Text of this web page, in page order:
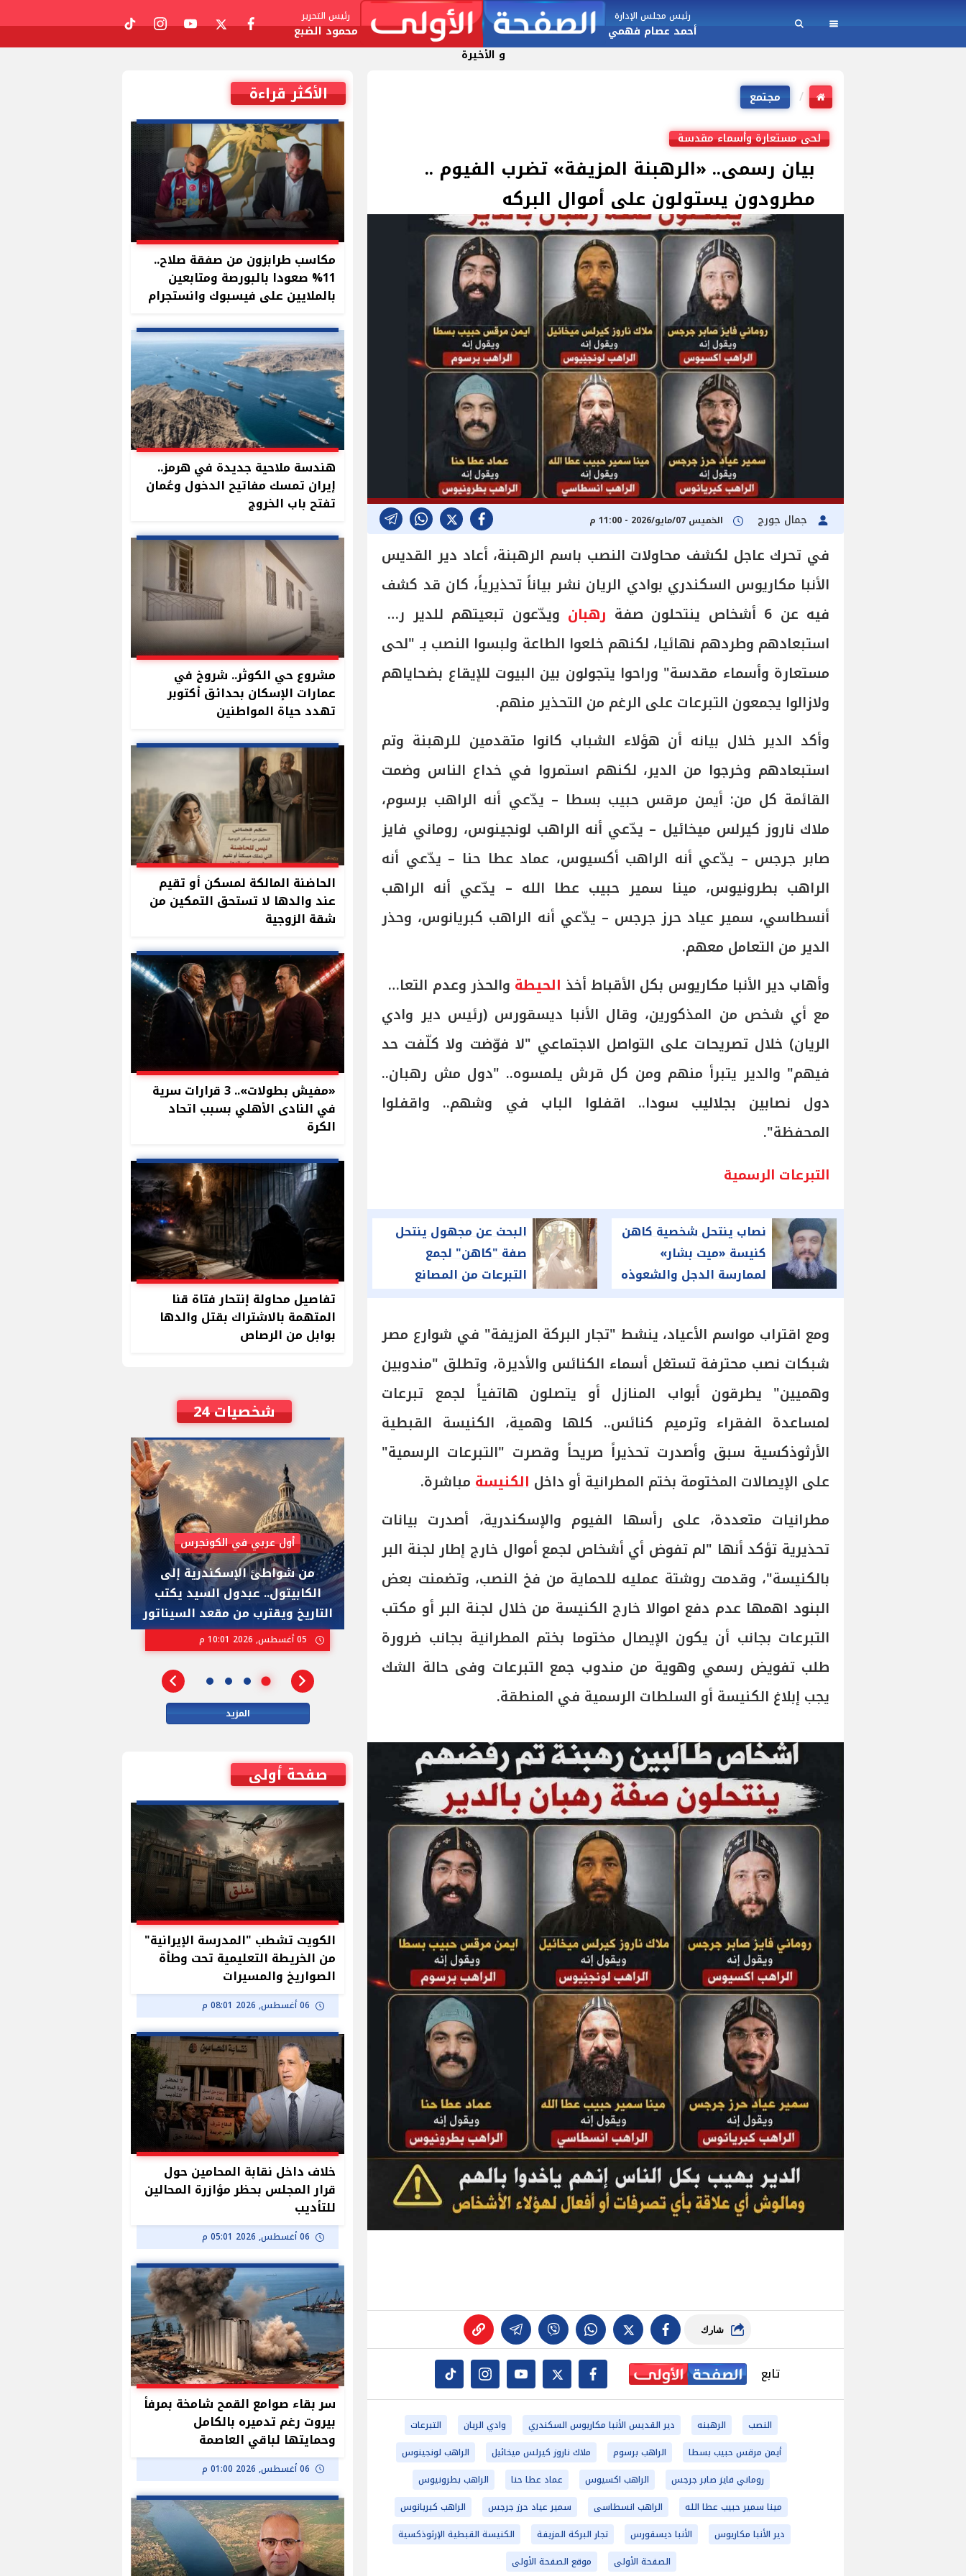
رئيس مجلس الإدارة
أحمد عصام فهمي
رئيس التحرير
محمود الضبع facebook
twitter
youtube
instagram
tiktok
و الأخيرة
مجتمع
لحى مستعارة وأسماء مقدسة
بيان رسمى.. «الرهبنة المزيفة» تضرب الفيوم ..
مطرودون يستولون على أموال البركه
جمال جورج الخميس 07/مايو/2026 - 11:00 م
في تحرك عاجل لكشف محاولات النصب باسم الرهبنة، أعاد دير القديس
الأنبا مكاريوس السكندري بوادي الريان نشر بياناً تحذيرياً، كان قد كشف
فيه عن 6 أشخاص ينتحلون صفة
رهبان ويدّعون تبعيتهم للدير رغم
استبعادهم وطردهم نهائيا، لكنهم خلعوا الطاعة ولبسوا النصب بـ "لحى
مستعارة وأسماء مقدسة" وراحوا يتجولون بين البيوت للإيقاع بضحاياهم
ولازالوا يجمعون التبرعات على الرغم من التحذير منهم.
وأكد الدير خلال بيانه أن هؤلاء الشباب كانوا متقدمين للرهبنة وتم
استبعادهم وخرجوا من الدير، لكنهم استمروا في خداع الناس وضمت
القائمة كل من: أيمن مرقس حبيب بسطا – يدّعي أنه الراهب برسوم،
ملاك ناروز كيرلس ميخائيل – يدّعي أنه الراهب لونجينوس، روماني فايز
صابر جرجس – يدّعي أنه الراهب أكسيوس، عماد عطا حنا – يدّعي أنه
الراهب بطرونيوس، مينا سمير حبيب عطا الله – يدّعي أنه الراهب
أنسطاسي، سمير عياد حرز جرجس – يدّعي أنه الراهب كبريانوس، وحذر
الدير من التعامل معهم.
وأهاب دير الأنبا مكاريوس بكل الأقباط أخذ الحيطة والحذر وعدم التعامل
مع أي شخص من المذكورين، وقال الأنبا ديسقورس (رئيس دير وادي
الريان) خلال تصريحات على التواصل الاجتماعي "لا فوّضت ولا كلّفت حد
فيهم" والدير يتبرأ منهم ومن كل قرش يلمسوه.. "دول مش رهبان..
دول نصابين بجلاليب سودا.. اقفلوا الباب في وشهم.. واقفلوا
المحفظة".
التبرعات الرسمية
نصاب ينتحل شخصية كاهن
كنيسة «ميت بشار»
لممارسة الدجل والشعوذه
البحث عن مجهول ينتحل
صفة "كاهن" لجمع
التبرعات من المصانع
والمحلات
ومع اقتراب مواسم الأعياد، ينشط "تجار البركة المزيفة" في شوارع مصر
شبكات نصب محترفة تستغل أسماء الكنائس والأديرة، وتطلق "مندوبين
وهميين" يطرقون أبواب المنازل أو يتصلون هاتفياً لجمع تبرعات
لمساعدة الفقراء وترميم كنائس.. كلها وهمية، الكنيسة القبطية
الأرثوذكسية سبق وأصدرت تحذيراً صريحاً وقصرت "التبرعات الرسمية"
على الإيصالات المختومة بختم المطرانية أو داخل الكنيسة مباشرة.
مطرانيات متعددة، على رأسها الفيوم والإسكندرية، أصدرت بيانات
تحذيرية تؤكد أنها "لم تفوض أي أشخاص لجمع أموال خارج إطار لجنة البر
بالكنيسة"، وقدمت روشتة عمليه للحماية من فخ النصب، وتضمنت بعض
البنود اهمها عدم دفع اموالا خارج الكنيسة من خلال لجنة البر أو مكتب
التبرعات بجانب أن يكون الإيصال مختوما بختم المطرانية بجانب ضرورة
طلب تفويض رسمي وهوية من مندوب جمع التبرعات وفى حالة الشك
يجب إبلاغ الكنيسة أو السلطات الرسمية في المنطقة.
شارك
تابع
النصب الرهبنه دير القديس الأنبا مكاريوس السكندري وادي الريان
التبرعات
أيمن مرقس حبيب بسطا
الراهب برسوم ملاك ناروز كيرلس ميخائيل
الراهب لونجينوس
روماني فايز صابر جرجس
الراهب اكسيوس عماد عطا حنا
الراهب بطرونيوس
مينا سمير حبيب عطا الله
الراهب انسطاسى سمير عياد حرز جرجس
الراهب كبريانوس
دير الأنبا مكاريوس
الأنبا ديسقورس تجار البركة المزيفة
الكنيسة القبطية الإرثوذكسية
الصفحة الأولى
موقع الصفحة الأولى
الأكثر قراءة
مكاسب طرابزون من صفقة صلاح..
11% صعودا بالبورصة ومتابعين
بالملايين على فيسبوك وانستجرام
هندسة ملاحية جديدة في هرمز..
إيران تمسك مفاتيح الدخول وعُمان
تفتح باب الخروج
مشروع حي الكوثر.. شروخ في
عمارات الإسكان بحدائق أكتوبر
تهدد حياة المواطنين
الحاضنة المالكة لمسكن أو تقيم
عند والدها لا تستحق التمكين من
شقة الزوجية
«مفيش بطولات».. 3 قرارات سرية
في النادى الأهلي بسبب اتحاد
الكرة
تفاصيل محاولة إنتحار فتاة قنا
المتهمة بالاشتراك بقتل والدها
بوابل من الرصاص
شخصيات 24
" صاحب صاحبه "
شوقي غريب.. المدير الفني رجل
كل المناصب في الجبلاية برعاية
هاني أبوريدة
25 يوليو, 2026 10:00 م
أول عربي في الكونجرس
من شواطئ الإسكندرية إلى
الكابيتول.. عبدول السيد يكتب
التاريخ ويقترب من مقعد السيناتور
المزيد
صفحة أولى
الكويت تشطب "المدرسة الإيرانية"
من الخريطة التعليمية تحت وطأة
الصواريخ والمسيرات
06 أغسطس, 2026 08:01 م
خلاف داخل نقابة المحامين حول
قرار المجلس بحظر مؤازرة المحالين
للتأديب
06 أغسطس, 2026 05:01 م
سر بقاء صوامع القمح شامخة بمرفأ
بيروت رغم تدميره بالكامل
وحمايتها لباقي العاصمة
06 أغسطس, 2026 01:00 م